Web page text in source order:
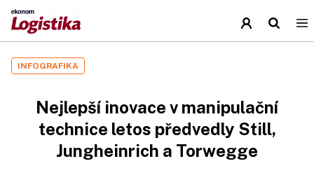
INFOGRAFIKA
Nejlepší inovace v manipulační
technice letos předvedly Still,
Jungheinrich a Torwegge